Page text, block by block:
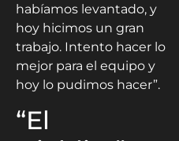
habíamos levantado, y
hoy hicimos un gran
trabajo. Intento hacer lo
mejor para el equipo y
hoy lo pudimos hacer”.
“El